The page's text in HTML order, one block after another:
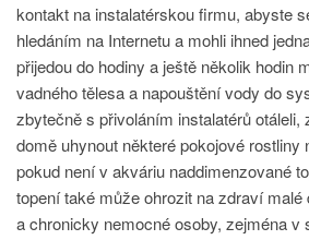
kontakt na instalatérskou firmu, abyste
hledáním na Internetu a mohli ihned
přijedou do hodiny a ještě několik hodin
vadného tělesa a napouštění vody do
zbytečně s přivoláním instalatérů otáleli,
domě uhynout některé pokojové rostliny
pokud není v akváriu naddimenzované
topení také může ohrozit na zdraví malé
a chronicky nemocné osoby, zejména v